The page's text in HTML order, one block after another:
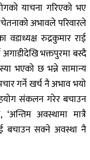
याचना गरिएको भए
अभावले परिवारले
वडाध्यक्ष रुद्रकुमार राई
भक्तपुरमा बस्दै
भएको छ भन्ने सामान्य
गर्ने खर्च नै अभाव भयो
संकलन गरेर बचाउन
‘अन्तिम अवस्थामा मात्रै
बचाउन सक्ने अवस्था नै